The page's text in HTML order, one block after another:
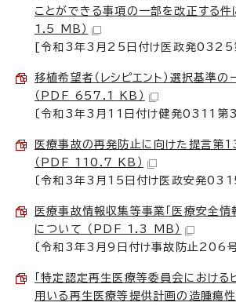
ことができる事項の一部を改正する
1.5 MB）
[令和3年3月25日付け医政発0325
移植希望者（レシピエント）選択基準
（PDF 657.1 KB）
〔令和3年3月11日付け健発0311第3
医療事故の再発防止に向けた提言第
（PDF 110.7 KB）
〔令和3年3月15日付け医政安発
医療事故情報収集等事業「医療安全
について （PDF 1.3 MB）
〔令和3年3月9日付け事故防止206号
「特定認定再生医療等委員会における
用いる再生医療等提供計画の造腫瘍